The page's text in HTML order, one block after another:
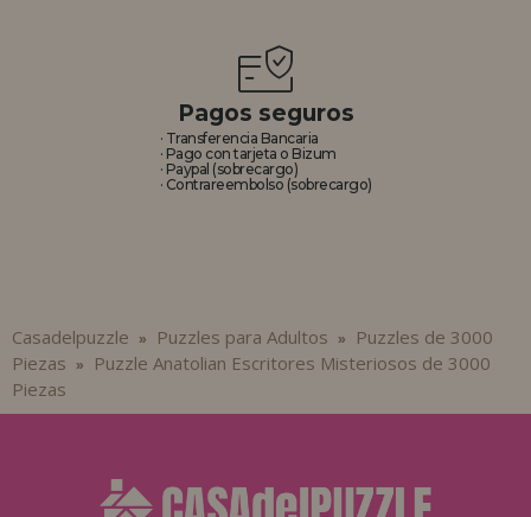
Pagos seguros
· Transferencia Bancaria
· Pago con tarjeta o Bizum
· Paypal (sobrecargo)
· Contrareembolso (sobrecargo)
Casadelpuzzle » Puzzles para Adultos »
Puzzles de 3000
Piezas »
Puzzle Anatolian Escritores Misteriosos de 3000
Piezas